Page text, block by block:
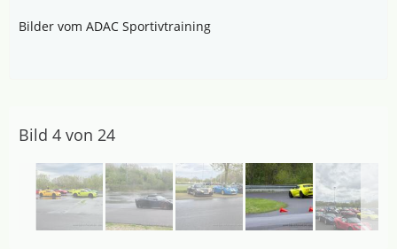
Bilder vom ADAC Sportivtraining
Bild 4 von 24